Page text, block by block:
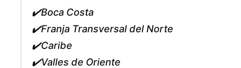
✔️Boca Costa
✔️Franja Transversal del Norte
✔️Caribe
✔️Valles de Oriente